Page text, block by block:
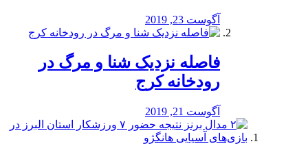
آگوست 23, 2019
️فاصله نزدیک شنا و مرگ در
رودخانه کرج
آگوست 21, 2019